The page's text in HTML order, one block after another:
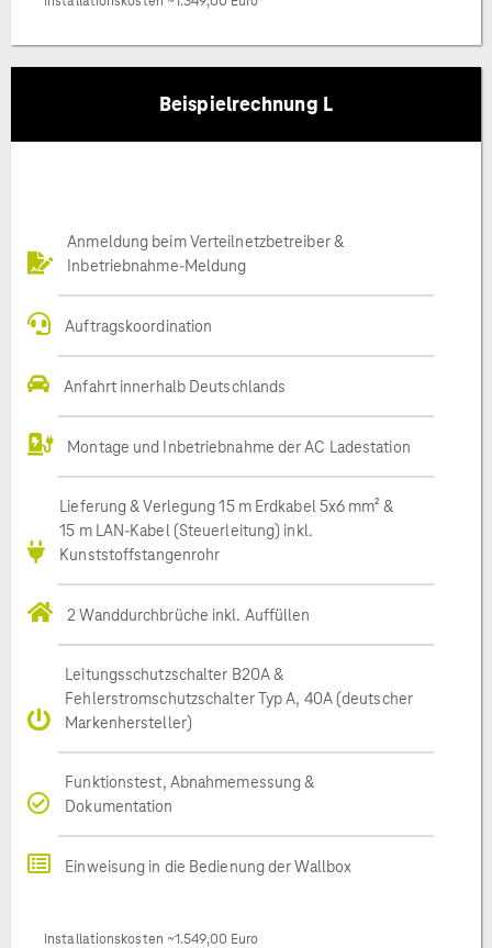
Beispielrechnung L
Anmeldung beim Verteilnetzbetreiber &
Inbetriebnahme-Meldung
Auftragskoordination
Anfahrt innerhalb Deutschlands
Montage und Inbetriebnahme der AC Ladestation
Lieferung & Verlegung 15 m Erdkabel 5x6 mm² &
15 m LAN-Kabel (Steuerleitung) inkl.
Kunststoffstangenrohr
2 Wanddurchbrüche inkl. Auffüllen
Leitungsschutzschalter B20A &
Fehlerstromschutzschalter Typ A, 40A (deutscher
Markenhersteller)
Funktionstest, Abnahmemessung &
Dokumentation
Einweisung in die Bedienung der Wallbox
Installationskosten ~1.549,00 Euro